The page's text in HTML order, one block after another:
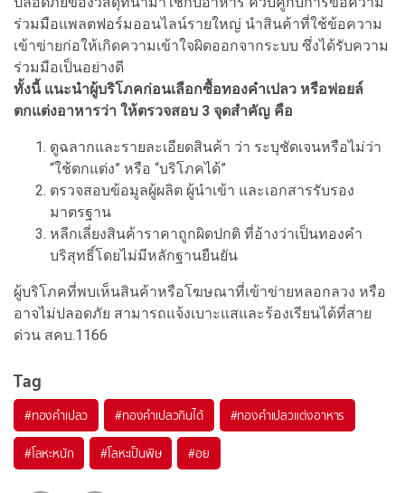
ร่วมมือแพลตฟอร์มออนไลน์รายใหญ่ นำสินค้าที่ใช้ข้อความ
เข้าข่ายก่อให้เกิดความเข้าใจผิดออกจากระบบ ซึ่งได้รับความ
ร่วมมือเป็นอย่างดี
ทั้งนี้ แนะนำผู้บริโภคก่อนเลือกซื้อทองคำเปลว หรือฟอยล์
ตกแต่งอาหารว่า ให้ตรวจสอบ 3 จุดสำคัญ คือ
ดูฉลากและรายละเอียดสินค้า ว่า ระบุชัดเจนหรือไม่ว่า
“ใช้ตกแต่ง” หรือ “บริโภคได้”
ตรวจสอบข้อมูลผู้ผลิต ผู้นำเข้า และเอกสารรับรอง
มาตรฐาน
หลีกเลี่ยงสินค้าราคาถูกผิดปกติ ที่อ้างว่าเป็นทองคำ
บริสุทธิ์โดยไม่มีหลักฐานยืนยัน
ผู้บริโภคที่พบเห็นสินค้าหรือโฆษณาที่เข้าข่ายหลอกลวง หรือ
อาจไม่ปลอดภัย สามารถแจ้งเบาะแสและร้องเรียนได้ที่สาย
ด่วน สคบ.1166
Tag
#ทองคำเปลว #ทองคำเปลวกินได้ #ทองคำเปลวแต่งอาหาร
#โลหะหนัก #โลหะเป็นพิษ #อย